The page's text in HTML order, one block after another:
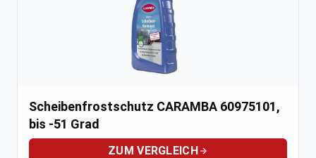
Scheibenfrostschutz CARAMBA 60975101,
bis -51 Grad
ZUM VERGLEICH